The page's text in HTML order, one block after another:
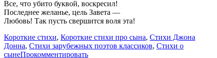
Все, что убито буквой, воскресил!
Последнее желанье, цель Завета —
Любовь! Так пусть свершится воля эта!
Короткие стихи, Короткие стихи про сына, Стихи Джона
Донна, Стихи зарубежных поэтов классиков, Стихи о
сынеПрокомментировать